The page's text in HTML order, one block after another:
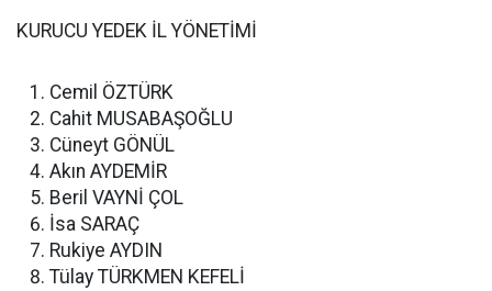
KURUCU YEDEK İL YÖNETİMİ
Cemil ÖZTÜRK
Cahit MUSABAŞOĞLU
Cüneyt GÖNÜL
Akın AYDEMİR
Beril VAYNİ ÇOL
İsa SARAÇ
Rukiye AYDIN
Tülay TÜRKMEN KEFELİ